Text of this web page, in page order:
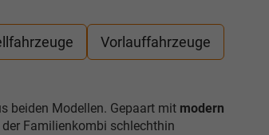
Vorlauffahrzeuge
beiden Modellen. Gepaart mit modern
der Familienkombi schlechthin